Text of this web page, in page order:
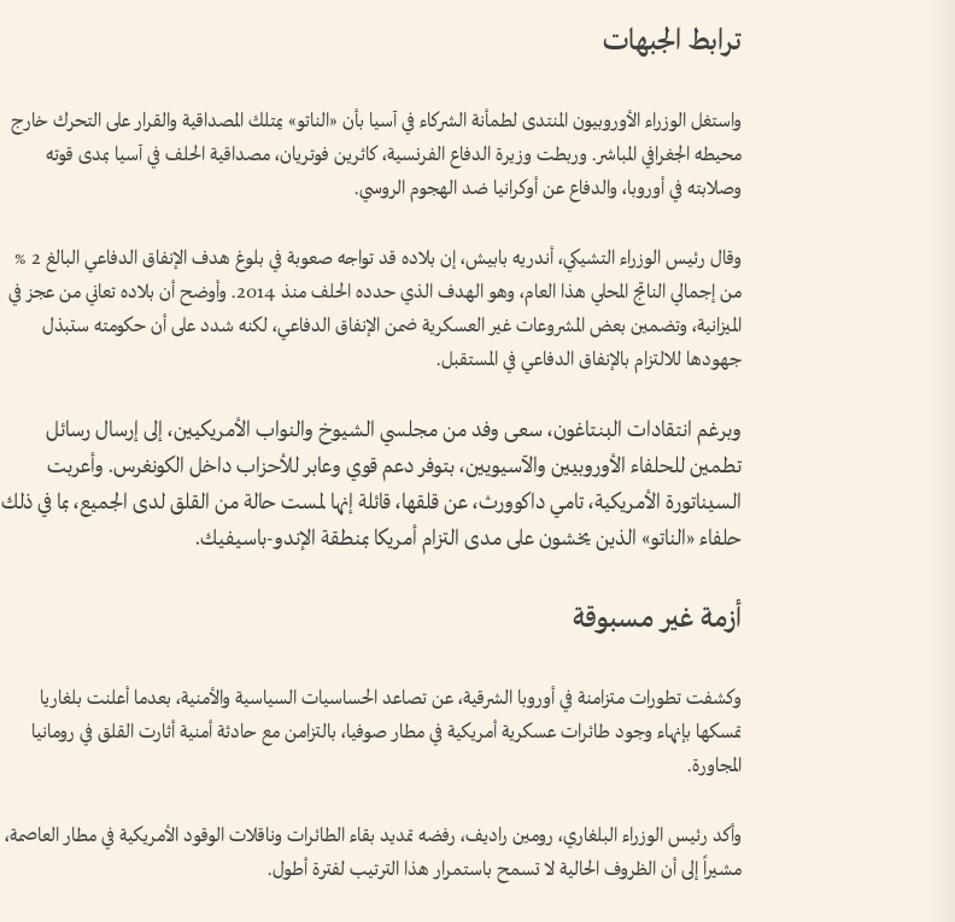
ترابط الجبهات
واستغل الوزراء الأوروبيون المنتدى لطمأنة الشركاء في آسيا بأن «الناتو» يمتلك المصداقية والقرار على التحرك خارج
محيطه الجغرافي المباشر. وربطت وزيرة الدفاع الفرنسية، كاثرين فوتريان، مصداقية الحلف في آسيا بمدى قوته
وصلابته في أوروبا، والدفاع عن أوكرانيا ضد الهجوم الروسي.
وقال رئيس الوزراء التشيكي، أندريه بابيش، إن بلاده قد تواجه صعوبة في بلوغ هدف الإنفاق الدفاعي البالغ 2 %
من إجمالي الناتج المحلي هذا العام، وهو الهدف الذي حدده الحلف منذ 2014. وأوضح أن بلاده تعاني من عجز في
الميزانية، وتضمين بعض المشروعات غير العسكرية ضمن الإنفاق الدفاعي، لكنه شدد على أن حكومته ستبذل
جهودها للالتزام بالإنفاق الدفاعي في المستقبل.
وبرغم انتقادات البنتاغون، سعى وفد من مجلسي الشيوخ والنواب الأمريكيين، إلى إرسال رسائل
تطمين للحلفاء الأوروبيين والآسيويين، بتوفر دعم قوي وعابر للأحزاب داخل الكونغرس. وأعربت
السيناتورة الأمريكية، تامي داكوورث، عن قلقها، قائلة إنها لمست حالة من القلق لدى الجميع، بما في ذلك
حلفاء «الناتو» الذين يخشون على مدى التزام أمريكا بمنطقة الإندو-باسيفيك.
أزمة غير مسبوقة
وكشفت تطورات متزامنة في أوروبا الشرقية، عن تصاعد الحساسيات السياسية والأمنية، بعدما أعلنت بلغاريا
تمسكها بإنهاء وجود طائرات عسكرية أمريكية في مطار صوفيا، بالتزامن مع حادثة أمنية أثارت القلق في رومانيا
المجاورة.
وأكد رئيس الوزراء البلغاري، رومين راديف، رفضه تمديد بقاء الطائرات وناقلات الوقود الأمريكية في مطار العاصمة،
مشيراً إلى أن الظروف الحالية لا تسمح باستمرار هذا الترتيب لفترة أطول.